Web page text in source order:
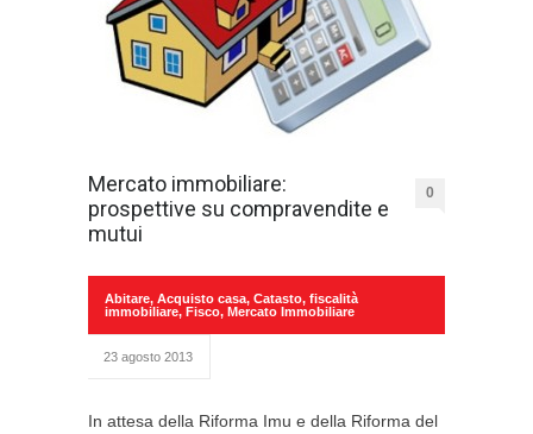
Mercato immobiliare:
prospettive su compravendite e
mutui
0
Abitare, Acquisto casa, Catasto, fiscalità
immobiliare, Fisco, Mercato Immobiliare
23 agosto 2013
In attesa della Riforma Imu e della Riforma del